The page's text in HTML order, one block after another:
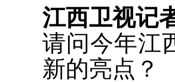
江西卫视记
请问今年江
新的亮点？